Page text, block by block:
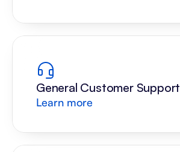
General Customer Support
Learn more